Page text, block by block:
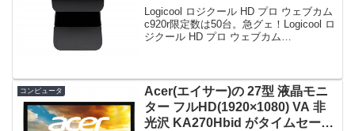
Logicool ロジクール HD プロ ウェブカム
c920r限定数は50台。急グェ！Logicool ロ
ジクール HD プロ ウェブカム
コンピュータ
Acer(エイサー)の 27型 液晶モニ
ター フルHD(1920×1080) VA 非
光沢 KA270Hbid がタイムセール